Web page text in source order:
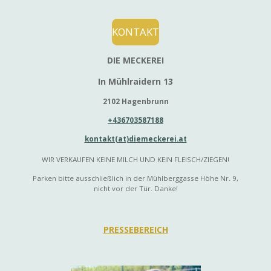
KONTAKT
DIE MECKEREI
In Mühlraidern 13
2102 Hagenbrunn
+436703587188
kontakt(at)diemeckerei.at
WIR VERKAUFEN KEINE MILCH UND KEIN FLEISCH/ZIEGEN!
Parken bitte ausschließlich in der Mühlberggasse Höhe Nr. 9,
nicht vor der Tür. Danke!
PRESSEBEREICH